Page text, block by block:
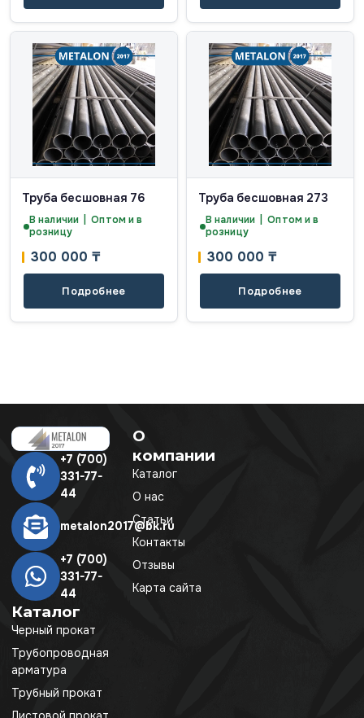
Труба бесшовная 76
В наличии | Оптом и в
розницу
300 000 ₸
Подробнее
Труба бесшовная 273
В наличии | Оптом и в
розницу
300 000 ₸
Подробнее
+7 (700)
331-77-
44
metalon2017@bk.ru
+7 (700)
331-77-
44
Каталог
Черный прокат
Трубопроводная
арматура
Трубный прокат
О
компании
Каталог
О нас
Статьи
Контакты
Отзывы
Карта сайта